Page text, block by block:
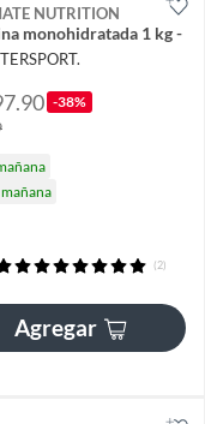
NUTRITION
monohidratada 1 kg -
-38%
(2)
Agregar